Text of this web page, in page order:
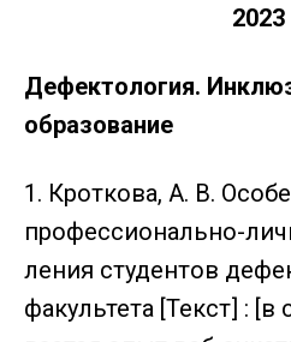
2023
Дефектология.
образование
1. Кроткова, А. В.
профессионально-
ления студентов
факультета [Текст] : [в